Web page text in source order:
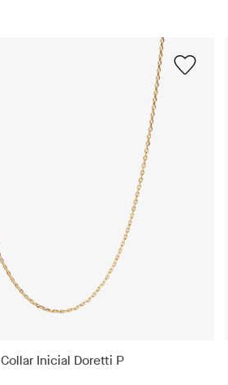
Collar Inicial Doretti P